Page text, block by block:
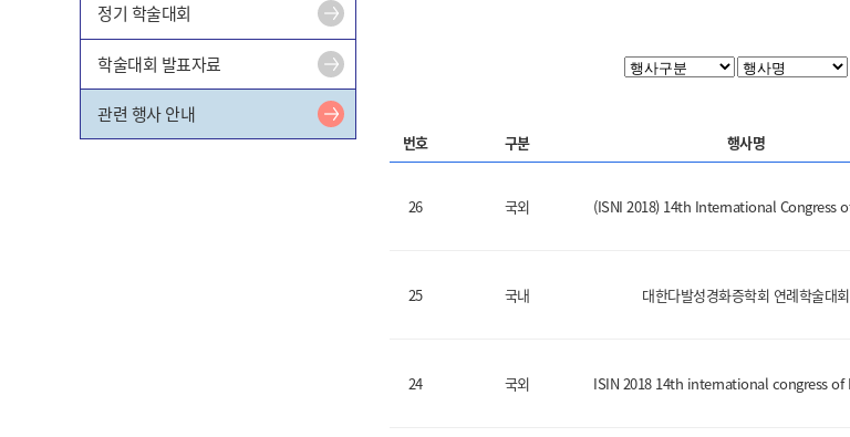
정기 학술대회
학술대회 발표자료
관련 행사 안내
번호 구분 행사명
26 국외
25 국내 대한다발성경화증학회 연례학술대회
24 국외